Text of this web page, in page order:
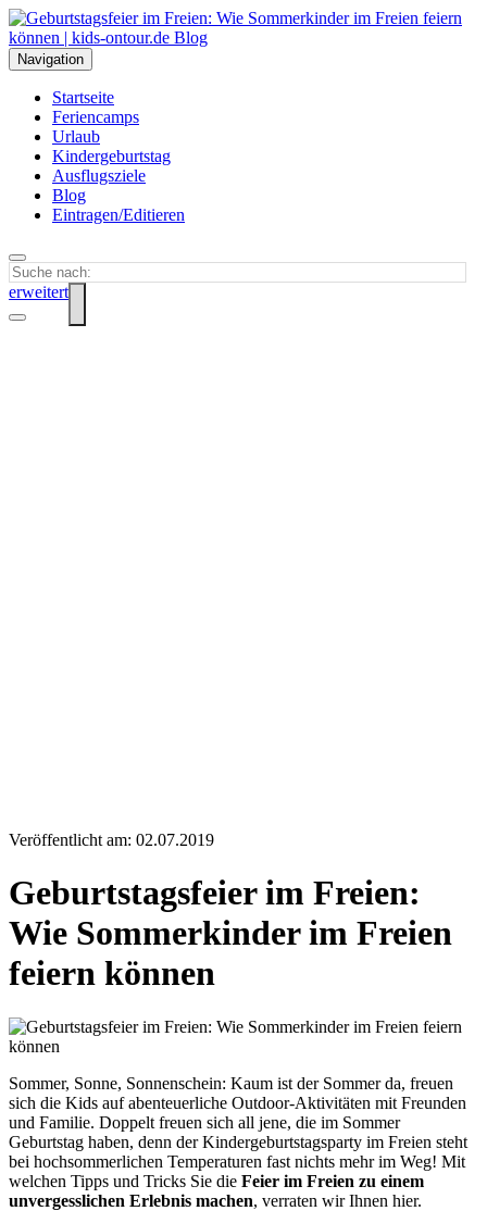
Navigation
Startseite
Feriencamps
Urlaub
Kindergeburtstag
Ausflugsziele
Blog
Eintragen/Editieren
erweitert
Veröffentlicht am: 02.07.2019
Geburtstagsfeier im Freien:
Wie Sommerkinder im Freien
feiern können
Sommer, Sonne, Sonnenschein: Kaum ist der Sommer da, freuen
sich die Kids auf abenteuerliche Outdoor-Aktivitäten mit Freunden
und Familie. Doppelt freuen sich all jene, die im Sommer
Geburtstag haben, denn der Kindergeburtstagsparty im Freien steht
bei hochsommerlichen Temperaturen fast nichts mehr im Weg! Mit
welchen Tipps und Tricks Sie die Feier im Freien zu einem
unvergesslichen Erlebnis machen, verraten wir Ihnen hier.